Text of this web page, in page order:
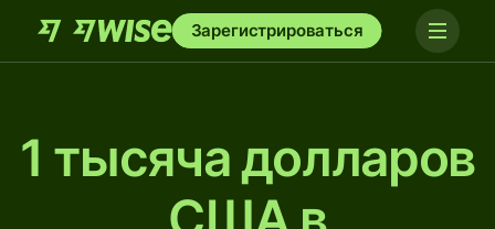
Зарегистрироваться
1 тысяча долларов